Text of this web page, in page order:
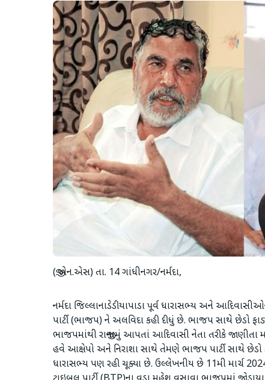
(જી.એન.એસ) તા. 14 ગાંધીનગર/નર્મદા,
નર્મદા જિલ્લાનાડેડીયાપાડા પૂર્વ ધારાસભ્ય અને
પાર્ટી (ભાજપ) ને અલવિદા કહી દીધું છે. ભાજપ સાથે છેડો
ભાજપમાંથી રાજીનામું આપતાં આદિવાસી નેતા તરીકે
હવે આક્ષેપો અને નિરાશા સાથે તેમણે ભાજપ પાર્ટી સાથે છેડો
ધારાસભ્ય પણ રહી ચૂક્યા છે. ઉલ્લેખનીય છે 11મી માર્ચ